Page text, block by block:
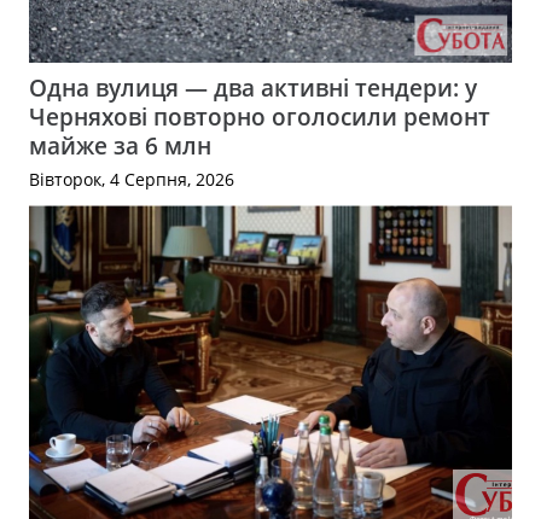
Одна вулиця — два активні тендери: у
Черняхові повторно оголосили ремонт
майже за 6 млн
Вівторок, 4 Серпня, 2026